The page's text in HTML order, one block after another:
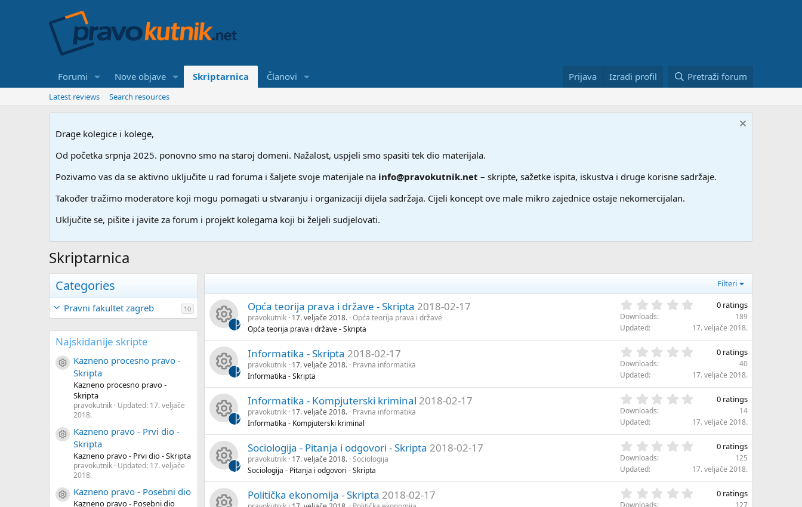
Forumi Nove objave Skriptarnica Članovi Prijava Izradi profil Pretraži forum
Latest reviews Search resources
Drage kolegice i kolege,
Od početka srpnja 2025. ponovno smo na staroj domeni. Nažalost, uspjeli smo spasiti tek dio materijala.
Pozivamo vas da se aktivno uključite u rad foruma i šaljete svoje materijale na info@pravokutnik.net – skripte, sažetke ispita, iskustva i druge korisne sadržaje.
Također tražimo moderatore koji mogu pomagati u stvaranju i organizaciji dijela sadržaja. Cijeli koncept ove male mikro zajednice ostaje nekomercijalan.
Uključite se, pišite i javite za forum i projekt kolegama koji bi željeli sudjelovati.
Skriptarnica
Categories
Pravni fakultet zagreb 10
Najskidanije skripte
Resource icon
Kazneno procesno pravo -
Skripta
Kazneno procesno pravo -
Skripta
pravokutnik Updated: 17. veljače
2018.
Resource icon
Kazneno pravo - Prvi dio -
Skripta
Kazneno pravo - Prvi dio - Skripta
pravokutnik Updated: 17. veljače
2018.
Resource icon
Kazneno pravo - Posebni dio
Kazneno pravo - Posebni dio
Filteri
R
e
s
o
u
rc
e
Opća teorija prava i države - Skripta 2018-02-17
pravokutnik 17. veljače 2018. Opća teorija prava i države
Opća teorija prava i države - Skripta
0
0
a
r
(
0 ratings
Downloads
189
Updated
17. veljače 2018.
R
e
s
o
u
Informatika - Skripta 2018-02-17
pravokutnik 17. veljače 2018. Pravna informatika
Informatika - Skripta
0
0
a
r
(
0 ratings
Downloads
40
Updated
17. veljače 2018.
R
e
s
Informatika - Kompjuterski kriminal 2018-02-17
pravokutnik 17. veljače 2018. Pravna informatika
Informatika - Kompjuterski kriminal
0
0
a
r
(
0 ratings
Downloads
14
Updated
17. veljače 2018.
R
Sociologija - Pitanja i odgovori - Skripta 2018-02-17
pravokutnik 17. veljače 2018. Sociologija
Sociologija - Pitanja i odgovori - Skripta
0
0
0 ratings
Downloads
125
Updated
17. veljače 2018.
Politička ekonomija - Skripta 2018-02-17 0 ratings